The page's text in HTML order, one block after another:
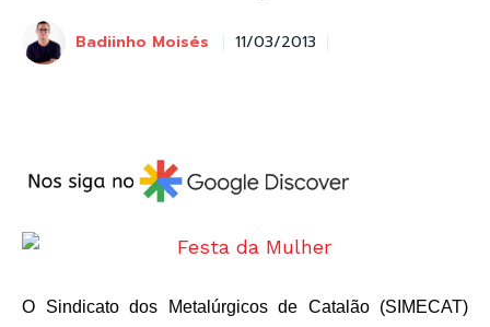
Badiinho Moisés 11/03/2013
O Sindicato dos Metalúrgicos de Catalão (SIMECAT)